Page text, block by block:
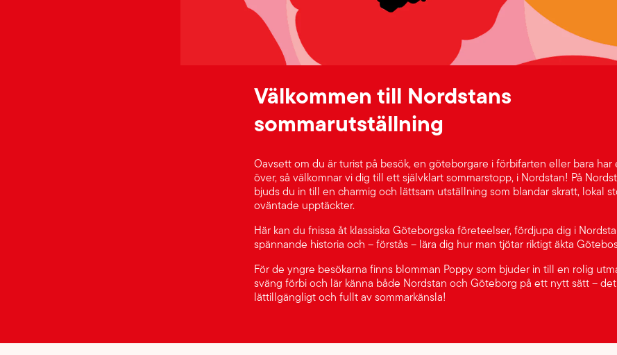
Välkommen till Nordstans
sommarutställning
Oavsett om du är turist på besök, en göteborgare i förbifarten eller bara har
över, så välkomnar vi dig till ett självklart sommarstopp, i Nordstan! På
bjuds du in till en charmig och lättsam utställning som blandar skratt, lokal
oväntade upptäckter.
Här kan du fnissa åt klassiska Göteborgska företeelser, fördjupa dig i
spännande historia och – förstås – lära dig hur man tjötar riktigt äkta
För de yngre besökarna finns blomman Poppy som bjuder in till en rolig
sväng förbi och lär känna både Nordstan och Göteborg på ett nytt sätt –
lättillgängligt och fullt av sommarkänsla!